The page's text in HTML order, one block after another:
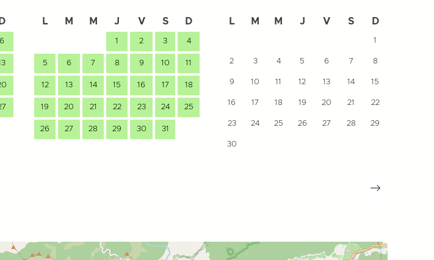
D
6
L M M J V S D
1 2 3 4
5 6 7 8 9 10 11
12 13 14 15 16 17 18
19 20 21 22 23 24 25
26 27 28 29 30 31
L M M J V S D
1
2 3 4 5 6 7 8
9 10 11 12 13 14 15
16 17 18 19 20 21 22
23 24 25 26 27 28 29
30